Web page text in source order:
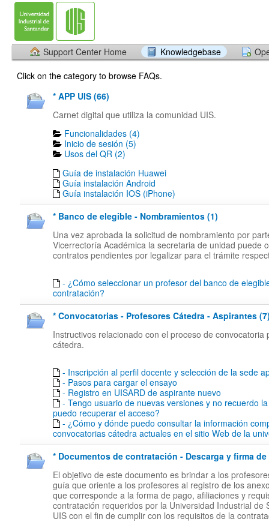
Support Center Home Knowledgebase
Click on the category to browse FAQs.
* APP UIS (66)
Carnet digital que utiliza la comunidad UIS.
Funcionalidades (4)
Inicio de sesión (5)
Usos del QR (2)
Guía de instalación Huawei
Guía instalación Android
Guía instalación IOS (iPhone)
* Banco de elegible - Nombramientos (1)
Una vez aprobada la solicitud de nombramiento por
Vicerrectoría Académica la secretaria de unidad puede
contratos pendientes por legalizar para el trámite
- ¿Cómo seleccionar un profesor del banco de
contratación?
* Convocatorias - Profesores Cátedra - Aspirantes
Instructivos relacionado con el proceso de convocatoria
cátedra.
- Inscripción al perfil docente y selección de la sede
- Pasos para cargar el ensayo
- Registro en UISARD de aspirante nuevo
- Tengo usuario de nuevas versiones y no recuerdo
puedo recuperar el acceso?
- ¿Cómo y dónde puedo consultar la información
convocatorias cátedra actuales en el sitio Web de la
* Documentos de contratación - Descarga y firma
El objetivo de este documento es brindar a los
guía que oriente a los profesores al registro de los
que corresponde a la forma de pago, afiliaciones y
contratación requeridos por la Universidad Industrial de
UIS con el fin de cumplir con los requisitos de la